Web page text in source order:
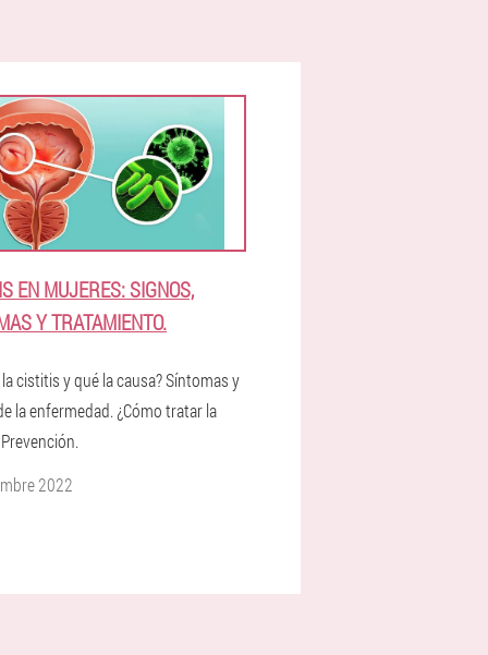
EN MUJERES: SIGNOS,
Y TRATAMIENTO.
la cistitis y qué la causa? Síntomas y
la enfermedad. ¿Cómo tratar la
2022